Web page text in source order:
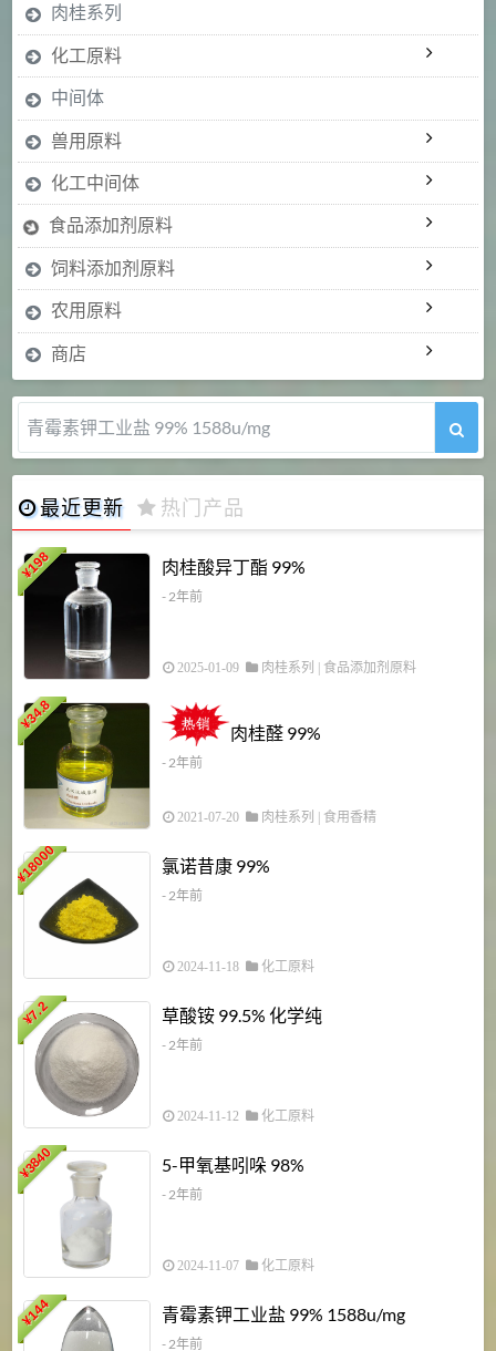
肉桂系列
化工原料
中间体
兽用原料
化工中间体
食品添加剂原料
饲料添加剂原料
农用原料
商店
青霉素钾工业盐 99% 1588u/mg
最近更新 热门产品
¥
198 肉桂酸异丁酯 99%
- 2年前
2025-01-09 肉桂系列 食品添加剂原料
¥
34.8
肉桂醛 99%
- 2年前
2021-07-20 肉桂系列 食用香精
¥
18000 氯诺昔康 99%
- 2年前
2024-11-18 化工原料
¥
7.2 草酸铵 99.5% 化学纯
- 2年前
2024-11-12 化工原料
¥
3840 5-甲氧基吲哚 98%
- 2年前
2024-11-07 化工原料
¥
144 青霉素钾工业盐 99% 1588u/mg
- 2年前